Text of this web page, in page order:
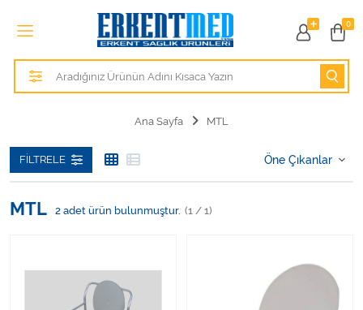
0
Tüm Kategoriler
Alezler
Hasta Bakım Ürünleri
Hastane Mobilyaları
Ana Sayfa MTL
FILTRELE
MTL 2 adet ürün bulunmuştur. (1 / 1)